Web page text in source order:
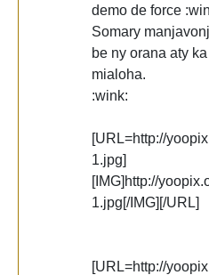
demo de force
Somary
be ny orana aty
mialoha.
:wink:
[URL=http://
1.jpg]
[IMG]http://
1.jpg[/IMG][/URL]
[URL=http://